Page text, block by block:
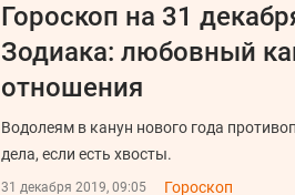
Гороскоп на 31
Зодиака: любовный
отношения
Водолеям в канун нового года
дела, если есть хвосты.
31 декабря 2019, 09:05 Гороскоп